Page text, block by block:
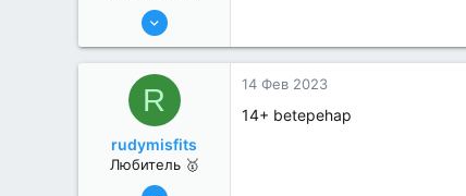
26 Дек 2022
0
R
rudymisfits
Любитель 🥇
26 Дек 2022
14 Фев 2023
14+ betepehap